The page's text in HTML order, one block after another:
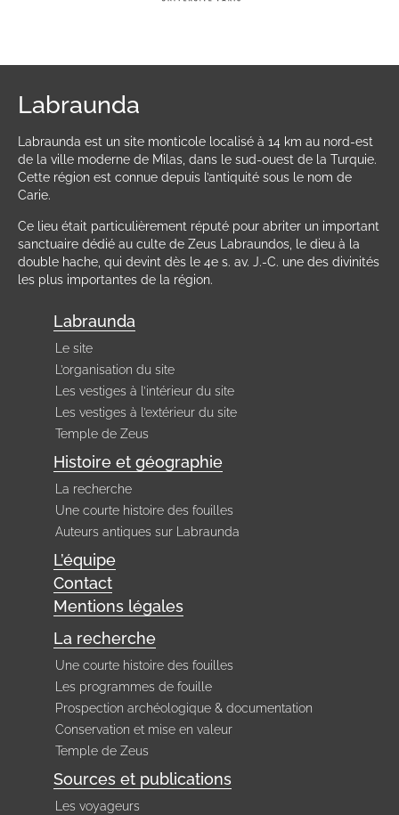
Labraunda
Labraunda est un site monticole localisé à 14 km au nord-est
de la ville moderne de Milas, dans le sud-ouest de la Turquie.
Cette région est connue depuis l’antiquité sous le nom de
Carie.
Ce lieu était particulièrement réputé pour abriter un important
sanctuaire dédié au culte de Zeus Labraundos, le dieu à la
double hache, qui devint dès le 4e s. av. J.-C. une des divinités
les plus importantes de la région.
Labraunda
Le site
L’organisation du site
Les vestiges à l’intérieur du site
Les vestiges à l’extérieur du site
Temple de Zeus
Histoire et géographie
La recherche
Une courte histoire des fouilles
Auteurs antiques sur Labraunda
L’équipe
Contact
Mentions légales
La recherche
Une courte histoire des fouilles
Les programmes de fouille
Prospection archéologique & documentation
Conservation et mise en valeur
Temple de Zeus
Sources et publications
Les voyageurs